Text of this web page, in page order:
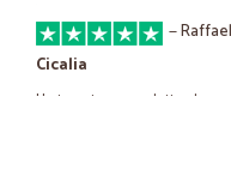
—
Cicalia
Ho trovato un prodotto che